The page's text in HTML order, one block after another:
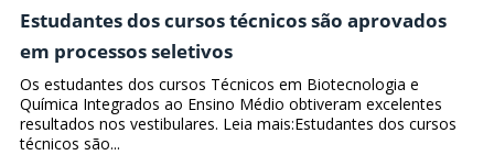
Estudantes dos cursos técnicos são aprovados
em processos seletivos
Os estudantes dos cursos Técnicos em Biotecnologia e
Química Integrados ao Ensino Médio obtiveram excelentes
resultados nos vestibulares. Leia mais:Estudantes dos cursos
técnicos são...